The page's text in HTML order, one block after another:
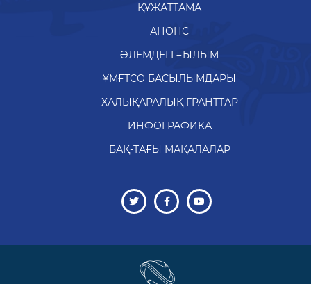
ҚҰЖАТТАМА
АНОНС
ӘЛЕМДЕГІ ҒЫЛЫМ
ҰМҒТСО БАСЫЛЫМДАРЫ
ХАЛЫҚАРАЛЫҚ ГРАНТТАР
ИНФОГРАФИКА
БАҚ-ТАҒЫ МАҚАЛАЛАР